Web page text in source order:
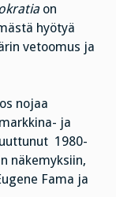
on
hyötyä
vetoomus ja
nojaa
ja
1980-
näkemyksiin,
Fama ja